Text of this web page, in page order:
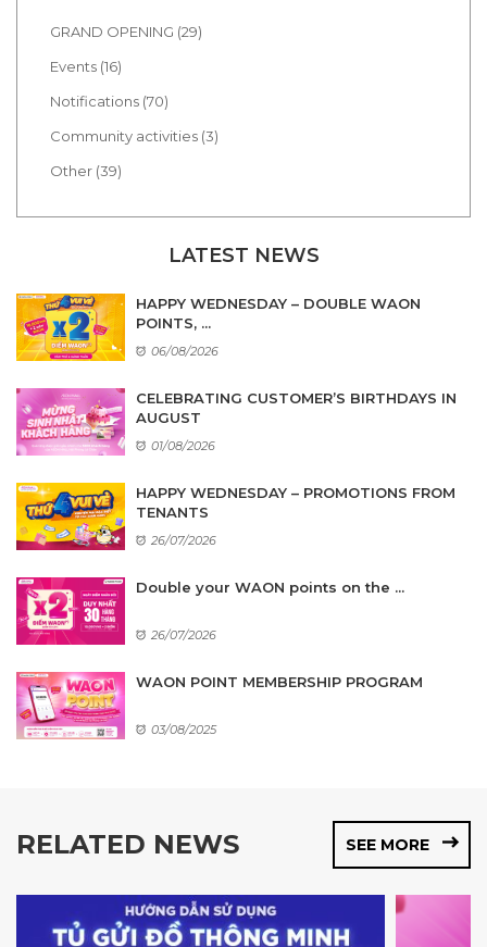
GRAND OPENING (29)
Events (16)
Notifications (70)
Community activities (3)
Other (39)
LATEST NEWS
HAPPY WEDNESDAY – DOUBLE WAON
POINTS, ...
06/08/2026
CELEBRATING CUSTOMER’S BIRTHDAYS IN
AUGUST
01/08/2026
HAPPY WEDNESDAY – PROMOTIONS FROM
TENANTS
26/07/2026
Double your WAON points on the ...
26/07/2026
WAON POINT MEMBERSHIP PROGRAM
03/08/2025
RELATED NEWS SEE MORE